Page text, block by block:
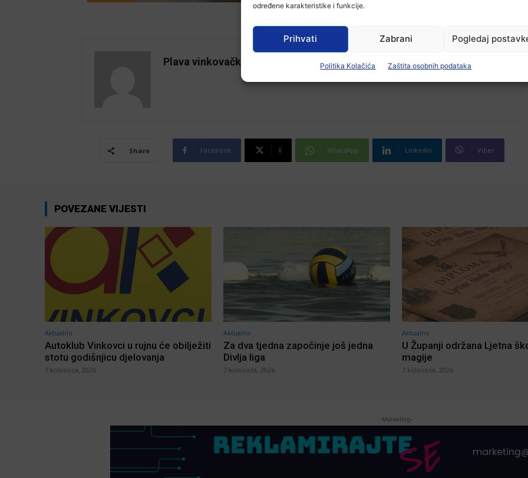
određene karakteristike i funkcije.
Prihvati Zabrani Pogledaj
Politika Kolačića Zaštita osobnih podataka
Plava vinkovačka
Share Facebook X WhatsApp Linkedin Viber
POVEZANE VIJESTI
Aktualno
Autoklub Vinkovci u rujnu će obilježiti
stotu godišnjicu djelovanja
7 kolovoza, 2026
Aktualno
Za dva tjedna započinje još jedna
Divlja liga
7 kolovoza, 2026
Aktualno
U Županji održana Ljetna
magije
7 kolovoza, 2026
-Marketing-